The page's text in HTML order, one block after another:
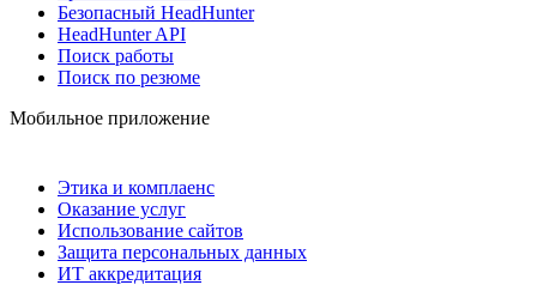
Безопасный HeadHunter
HeadHunter API
Поиск работы
Поиск по резюме
Мобильное приложение
Этика и комплаенс
Оказание услуг
Использование сайтов
Защита персональных данных
ИТ аккредитация